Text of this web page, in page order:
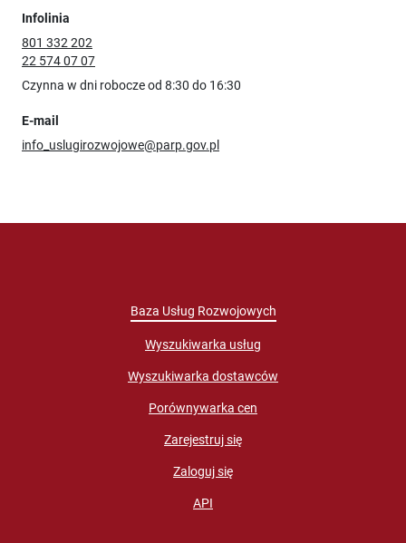
Infolinia
801 332 202
22 574 07 07
Czynna w dni robocze od 8:30 do 16:30
E-mail
info_uslugirozwojowe@parp.gov.pl
Baza Usług Rozwojowych
Wyszukiwarka usług
Wyszukiwarka dostawców
Porównywarka cen
Zarejestruj się
Zaloguj się
API